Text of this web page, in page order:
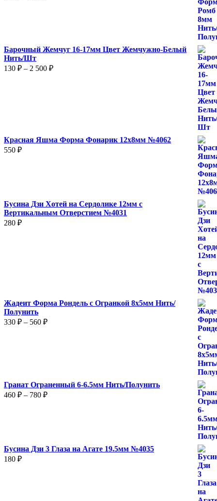
Барочный Жемчуг 16-17мм Цвет Жемчужно-Белый
Нить/Шт
130 ₽ – 2 500 ₽Диапазон
Красная Яшма Форма Фонарик 12x8мм №4062
550 ₽
Бусина Дзи Хотей на Сердолике 12мм с
Вертикальным Отверстием №4031
280 ₽
Жадеит Форма Рондель с Огранкой 8х5мм Нить/
Полунить
330 ₽ – 560 ₽Диапазон
Гранат Ограненный 6-6.5мм Нить/Полунить
460 ₽ – 780 ₽Диапазон
Бусина Дзи 3 Глаза на Агате 19.5мм №4035
180 ₽